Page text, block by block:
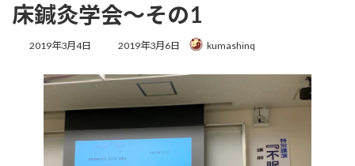
床鍼灸学会〜その1
2019年3月4日
最
:
2019年3月6日 kumashinq